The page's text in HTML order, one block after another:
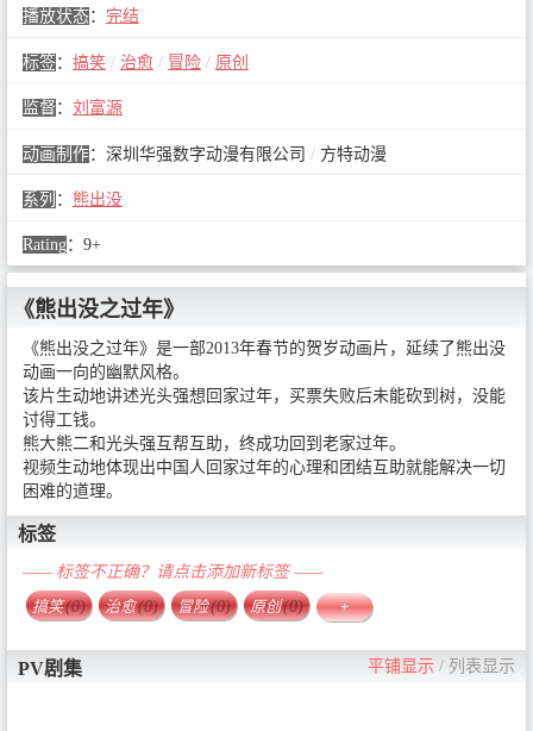
播放状态： 完结
标签： 搞笑 / 治愈 / 冒险 / 原创
监督 ： 刘富源
动画制作： 深圳华强数字动漫有限公司 /方特动漫
系列 ： 熊出没
Rating： 9+
《熊出没之过年》
《熊出没之过年》是一部2013年春节的贺岁动画片，延续了熊出没
动画一向的幽默风格。
该片生动地讲述光头强想回家过年，买票失败后未能砍到树，没能
讨得工钱。
熊大熊二和光头强互帮互助，终成功回到老家过年。
视频生动地体现出中国人回家过年的心理和团结互助就能解决一切
困难的道理。
标签
—— 标签不正确？请点击添加新标签 ——
搞笑(0) 治愈(0) 冒险(0) 原创(0) +
PV剧集 平铺显示 / 列表显示